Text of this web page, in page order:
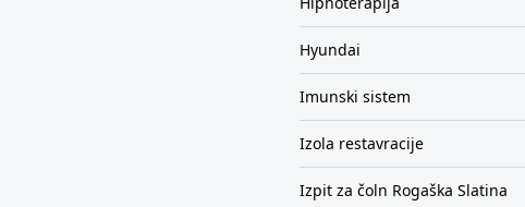
Hyundai
Imunski sistem
Izola restavracije
Izpit za čoln Rogaška Slatina